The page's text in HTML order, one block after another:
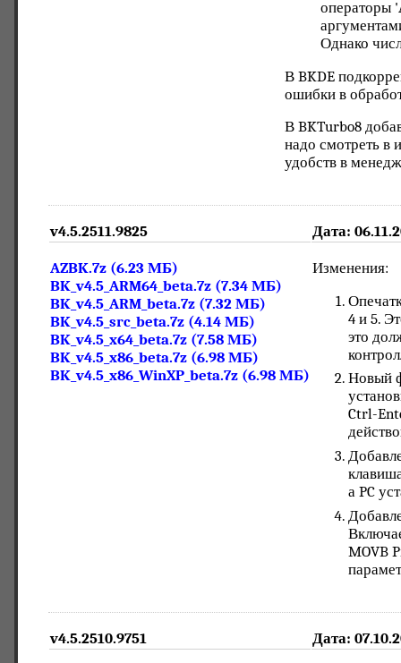
операторы
Однако
В BKDE
ошибки в
В BKTurbo8
надо смотреть в
удобств в
v4.5.2511.9825 Дата:
AZBK.7z (6.23 МБ)
BK_v4.5_ARM64_beta.7z (7.34 МБ)
BK_v4.5_ARM_beta.7z (7.32 МБ)
BK_v4.5_src_beta.7z (4.14 МБ)
BK_v4.5_x64_beta.7z (7.58 МБ)
BK_v4.5_x86_beta.7z (6.98 МБ)
BK_v4.5_x86_WinXP_beta.7z (6.98 МБ)
Изменения:
4 и 5.
это
Новый
Ctrl-
а PC
MOVB
v4.5.2510.9751 Дата: